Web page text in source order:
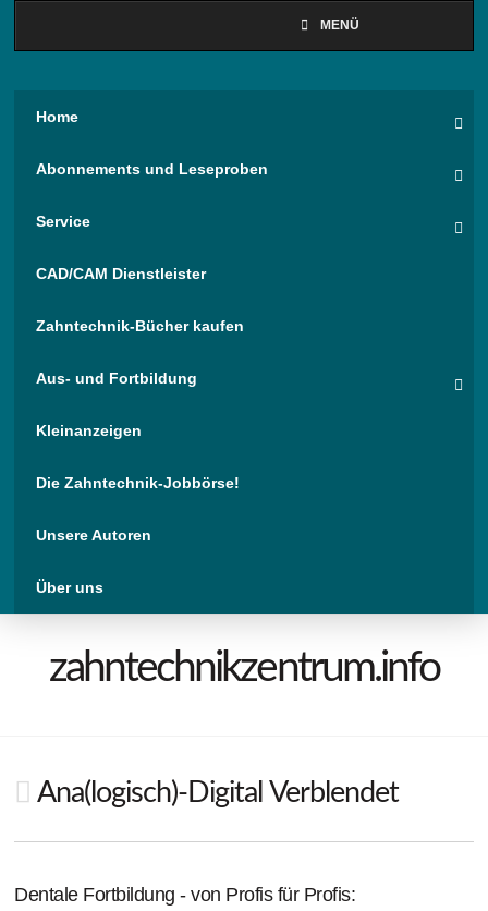
MENÜ
Home
Abonnements und Leseproben
Service
CAD/CAM Dienstleister
Zahntechnik-Bücher kaufen
Aus- und Fortbildung
Kleinanzeigen
Die Zahntechnik-Jobbörse!
Unsere Autoren
Über uns
zahntechnikzentrum.info
Ana(logisch)-Digital Verblendet
Dentale Fortbildung - von Profis für Profis: